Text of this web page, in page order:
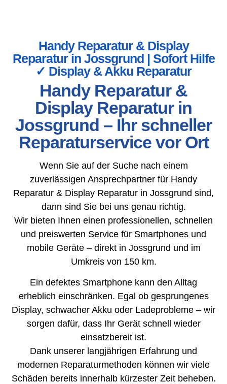
Handy Reparatur & Display
Reparatur in Jossgrund | Sofort Hilfe
✓ Display & Akku Reparatur
Handy Reparatur &
Display Reparatur in
Jossgrund – Ihr schneller
Reparaturservice vor Ort
Wenn Sie auf der Suche nach einem
zuverlässigen Ansprechpartner für Handy
Reparatur & Display Reparatur in Jossgrund sind,
dann sind Sie bei uns genau richtig.
Wir bieten Ihnen einen professionellen, schnellen
und preiswerten Service für Smartphones und
mobile Geräte – direkt in Jossgrund und im
Umkreis von 150 km.
Ein defektes Smartphone kann den Alltag
erheblich einschränken. Egal ob gesprungenes
Display, schwacher Akku oder Ladeprobleme – wir
sorgen dafür, dass Ihr Gerät schnell wieder
einsatzbereit ist.
Dank unserer langjährigen Erfahrung und
modernen Reparaturmethoden können wir viele
Schäden bereits innerhalb kürzester Zeit beheben.